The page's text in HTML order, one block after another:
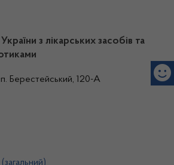
з лікарських засобів та
Берестейський, 120-А